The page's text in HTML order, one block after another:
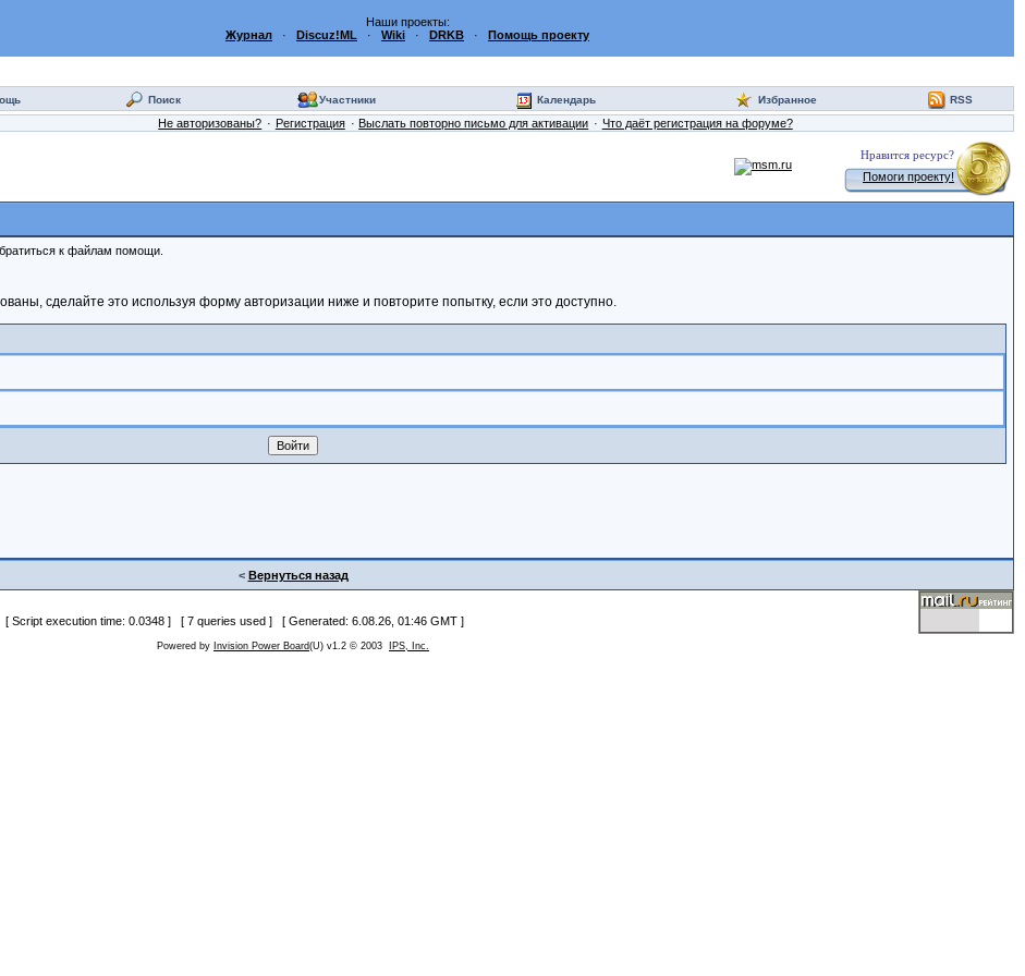
Наши проекты:
Журнал · Discuz!ML · Wiki · DRKB · Помощь проекту
Поиск Участники Календарь Избранное RSS
Не авторизованы? Регистрация Выслать повторно письмо для активации Что даёт регистрация на форуме?
Нравится ресурс?
Помоги проекту!
к файлам помощи.
сделайте это используя форму авторизации ниже и повторите попытку, если это доступно.
< Вернуться назад
[ Script execution time: 0.0348 ] [ 7 queries used ] [ Generated: 6.08.26, 01:46 GMT ]
Powered by Invision Power Board(U) v1.2 © 2003 IPS, Inc.